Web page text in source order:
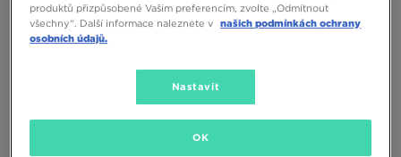
ONLY AT JD
NIKE W AIR MAX 95
(Nejnižší cena za posledních 30 dní)
produktů přizpůsobené Vašim preferencím, zvolte „Odmítnout
všechny“. Další informace naleznete v našich podmínkách ochrany
osobních údajů.
Nastavit
OK